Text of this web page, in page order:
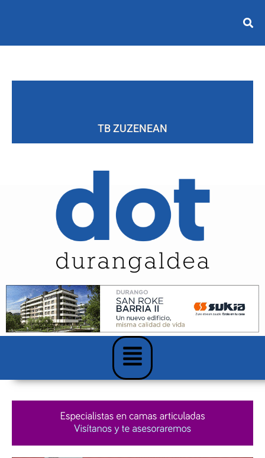
TB ZUZENEAN